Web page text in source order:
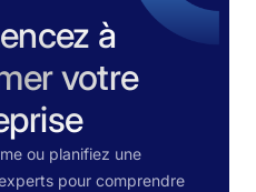
à
votre
ou planifiez une
pour comprendre